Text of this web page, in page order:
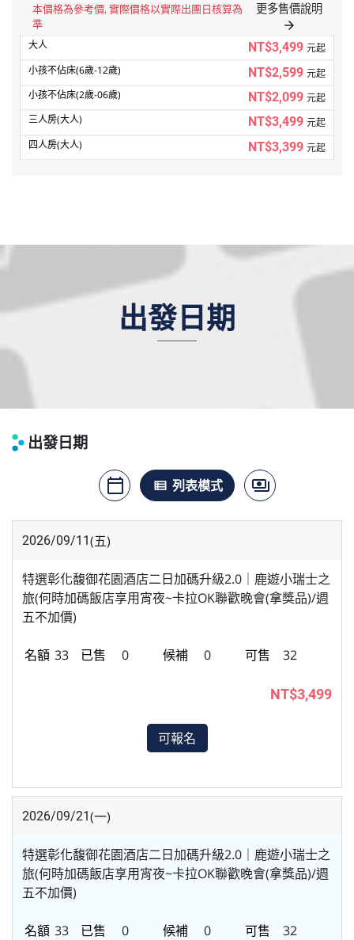
本價格為參考價, 實際價格以實際出團日核算為
準
更多售價說明
arrow_forward
NT$3,499 元起
NT$2,599 元起
NT$2,099 元起
NT$3,499 元起
NT$3,399 元起
出發日期
出發日期
calendar_today
月曆模式
view_list
列表模式 payments
價格模式
2026/09/11(五)
特選彰化馥御花園酒店二日加碼升級2.0｜鹿遊小瑞士之
旅(何時加碼飯店享用宵夜~卡拉OK聯歡晚會(拿獎品)/週
五不加價)
33 0 0 32
NT$3,499
可報名
2026/09/21(一)
特選彰化馥御花園酒店二日加碼升級2.0｜鹿遊小瑞士之
旅(何時加碼飯店享用宵夜~卡拉OK聯歡晚會(拿獎品)/週
五不加價)
33 0 0 32